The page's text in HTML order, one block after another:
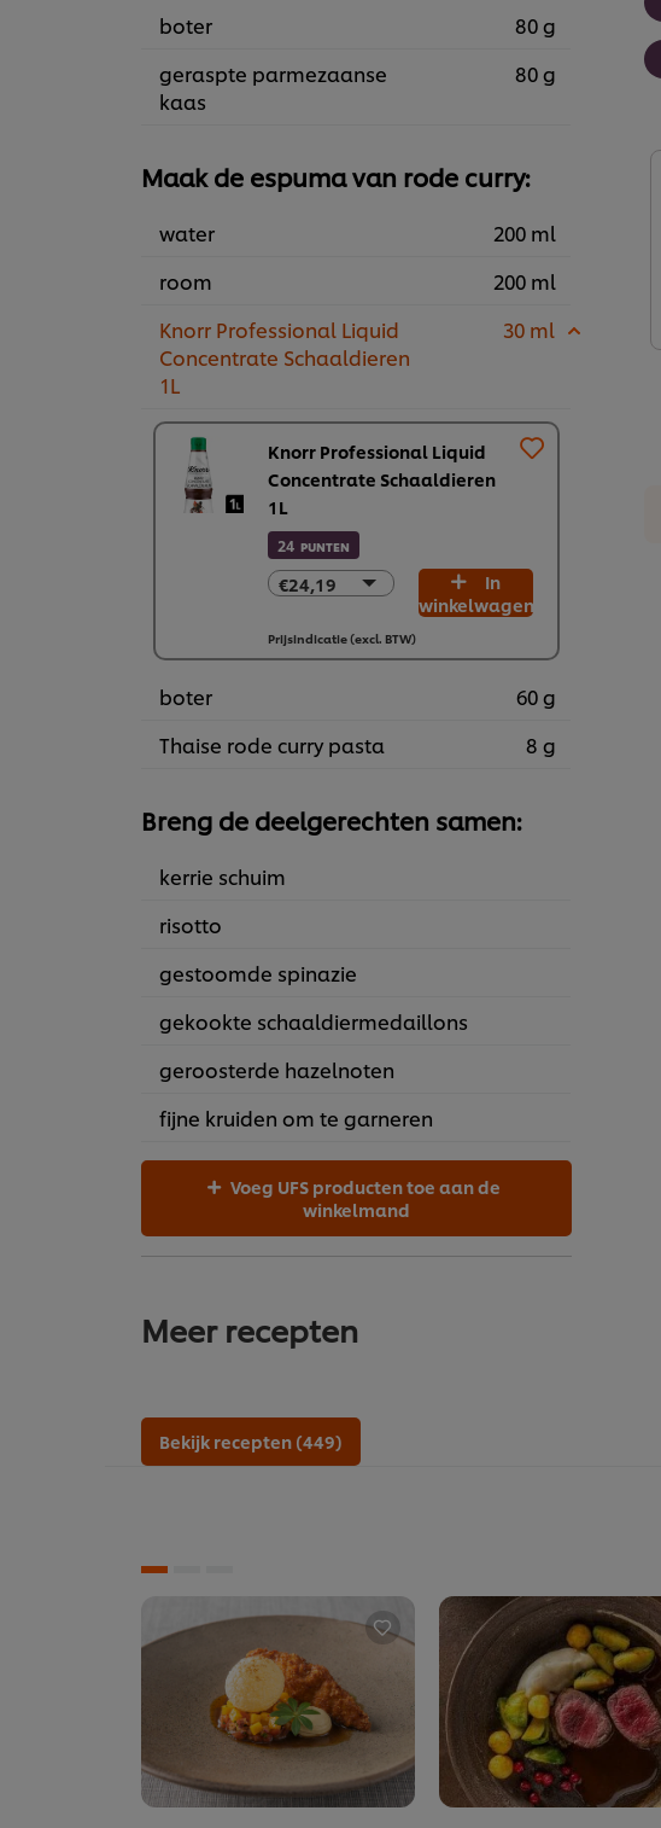
boter
80 g
geraspte parmezaanse
kaas
80 g
Maak de espuma van rode curry:
water
200 ml
room
200 ml
Knorr Professional Liquid
Concentrate Schaaldieren
1L
30 ml
Knorr Professional Liquid
Concentrate Schaaldieren
1L
24 PUNTEN
€24,19
€24,19
In
winkelwagen
Prijsindicatie (excl. BTW)
boter
60 g
Thaise rode curry pasta
8 g
Breng de deelgerechten samen:
kerrie schuim
risotto
gestoomde spinazie
gekookte schaaldiermedaillons
geroosterde hazelnoten
fijne kruiden om te garneren
winkelmand
Meer recepten
Bekijk recepten (449)